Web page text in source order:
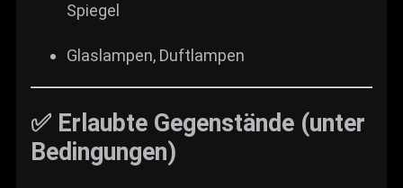
Spiegel
Glaslampen, Duftlampen
✅ Erlaubte Gegenstände (unter
Bedingungen)